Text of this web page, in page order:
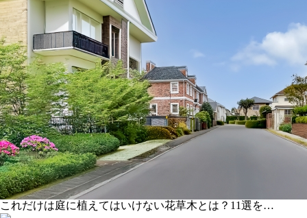
これだけは庭に植えてはいけない花草木とは？11選を…